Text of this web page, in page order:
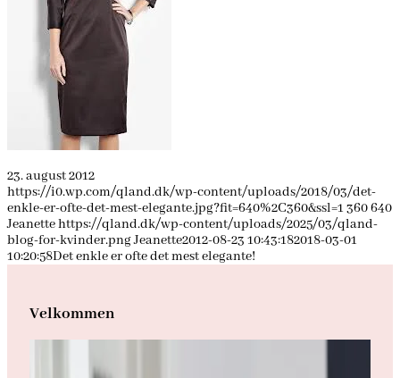
23. august 2012
https://i0.wp.com/qland.dk/wp-content/uploads/2018/03/det-
enkle-er-ofte-det-mest-elegante.jpg?fit=640%2C360&ssl=1 360640
Jeanettehttps://qland.dk/wp-content/uploads/2025/03/qland-
blog-for-kvinder.pngJeanette2012-08-23 10:43:182018-03-01
10:20:58Det enkle er ofte det mest elegante!
Velkommen